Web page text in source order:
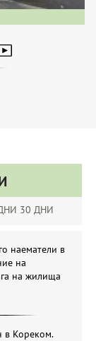
30 ДНИ
наематели в
на
на жилища
в Кореком.